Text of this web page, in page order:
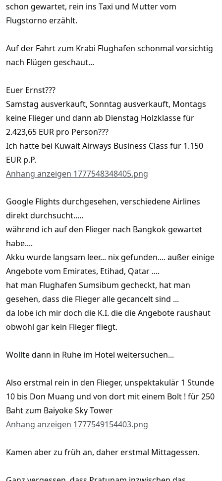
schon gewartet, rein ins Taxi und Mutter vom
Flugstorno erzählt.
Auf der Fahrt zum Krabi Flughafen schonmal vorsichtig
nach Flügen geschaut...
Euer Ernst???
Samstag ausverkauft, Sonntag ausverkauft, Montags
keine Flieger und dann ab Dienstag Holzklasse für
2.423,65 EUR pro Person???
Ich hatte bei Kuwait Airways Business Class für 1.150
EUR p.P.
Anhang anzeigen 1777548348405.png
Google Flights durchgesehen, verschiedene Airlines
direkt durchsucht.....
während ich auf den Flieger nach Bangkok gewartet
habe....
Akku wurde langsam leer... nix gefunden.... außer einige
Angebote vom Emirates, Etihad, Qatar ....
hat man Flughafen Sumsibum gecheckt, hat man
gesehen, dass die Flieger alle gecancelt sind ...
da lobe ich mir doch die K.I. die die Angebote raushaut
obwohl gar kein Flieger fliegt.
Wollte dann in Ruhe im Hotel weitersuchen...
Also erstmal rein in den Flieger, unspektakulär 1 Stunde
10 bis Don Muang und von dort mit einem Bolt ! für 250
Baht zum Baiyoke Sky Tower
Anhang anzeigen 1777549154403.png
Kamen aber zu früh an, daher erstmal Mittagessen.